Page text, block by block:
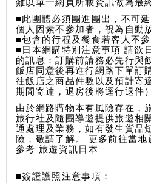
難以單一網頁所載資訊做為最
■此團體必須團進團出，不可
個人因素不參加者，視為自動
■包含的行程及餐食若客人不
■日本網購特別注意事項 請欲
的訊息：訂購前請務必先行與
飯店同意後再進行網路下單訂
往飯店之商品件數以及預計寄
期間寄達，退房後將逕行退件
由於網路購物本有風險存在，
旅行社及隨團導遊提供旅遊相
通處理及業務，如有發生貨品
險，敬請了解。 更多前往當
參考 旅遊資訊日本
■簽證護照注意事項：